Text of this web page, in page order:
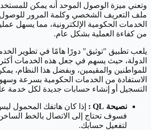
وتعني ميزة الوصول الموحد أنه يمكن
ملف التعريف الشخصي وكلمة المرور
الخدمات الحكومية الإلكترونية، مما يسهل
من كفاءة العملية بشكل عام.
يلعب تطبيق "توثيق" دورًا هامًا في تطوير
الدولة، حيث يسهم في جعل هذه الخدمات
للمواطنين والمقيمين، وبفضل هذا النظام،
الاستفادة من الخدمات الحكومية بسرعة
التسجيل أو إنشاء حسابات جديدة لكل خدمة
نصيحة QL :
إذا كان هاتفك المحمول
لتفعيل حسابك.